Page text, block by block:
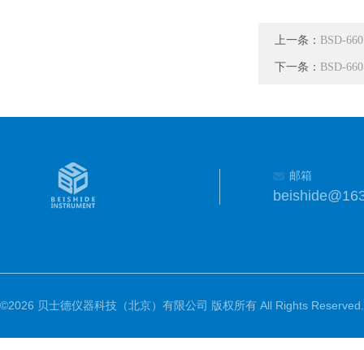
上一条： BSD-
下一条： BSD-
邮箱
©2026 贝士德仪器科技（北京）有限公司 版权所有 All Rights Reserved.